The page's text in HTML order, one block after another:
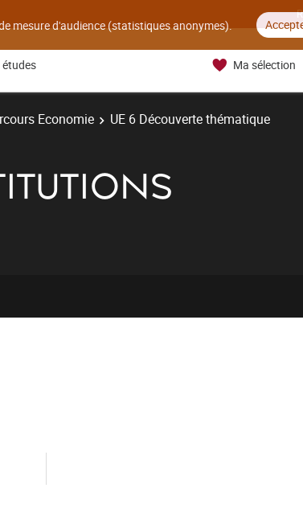
mesure d'audience (statistiques anonymes).
études Ma sélection
Economie
UE 6 Découverte thématique